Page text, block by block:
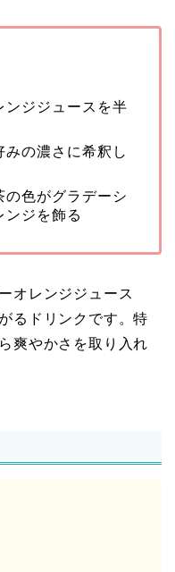
ンジジュースを半
の濃さに希釈し
の色がグラデーシ
ンジを飾る
オレンジジュース
るドリンクです。特
爽やかさを取り入れ